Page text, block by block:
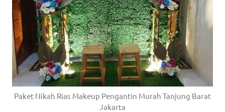
Paket Nikah Rias Makeup Pengantin Murah Tanjung Barat
Jakarta